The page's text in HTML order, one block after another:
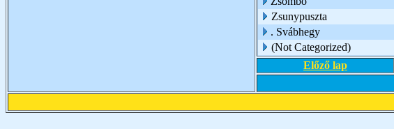
Zsunypuszta
. Svábhegy
(Not Categorized)
Előző lap